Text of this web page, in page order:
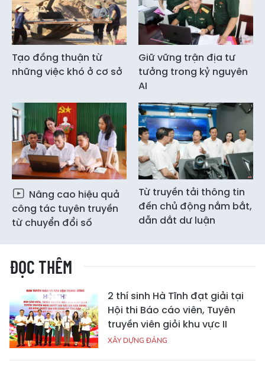
Tạo đồng thuận từ
những việc khó ở cơ sở
Giữ vững trận địa tư
tưởng trong kỷ nguyên
AI
Nâng cao hiệu quả
công tác tuyên truyền
từ chuyển đổi số
Từ truyền tải thông tin
đến chủ động nắm bắt,
dẫn dắt dư luận
ĐỌC THÊM
2 thí sinh Hà Tĩnh đạt giải tại
Hội thi Báo cáo viên, Tuyên
truyền viên giỏi khu vực II
XÂY DỰNG ĐẢNG